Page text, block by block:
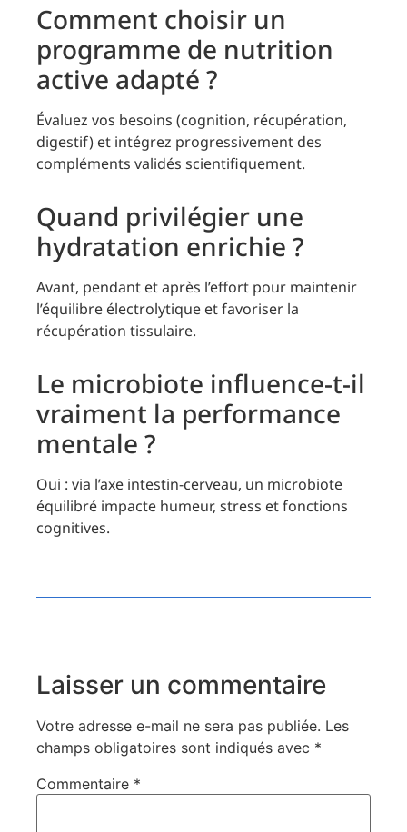
Comment choisir un
programme de nutrition
active adapté ?
Évaluez vos besoins (cognition, récupération,
digestif) et intégrez progressivement des
compléments validés scientifiquement.
Quand privilégier une
hydratation enrichie ?
Avant, pendant et après l’effort pour maintenir
l’équilibre électrolytique et favoriser la
récupération tissulaire.
Le microbiote influence-t-il
vraiment la performance
mentale ?
Oui : via l’axe intestin-cerveau, un microbiote
équilibré impacte humeur, stress et fonctions
cognitives.
Laisser un commentaire
Votre adresse e-mail ne sera pas publiée. Les
champs obligatoires sont indiqués avec *
Commentaire *